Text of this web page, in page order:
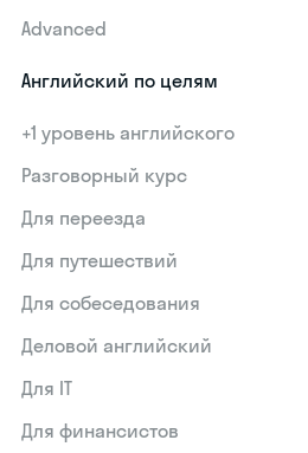
Advanced
Английский по целям
+1 уровень английского
Разговорный курс
Для переезда
Для путешествий
Для собеседования
Деловой английский
Для IT
Для финансистов